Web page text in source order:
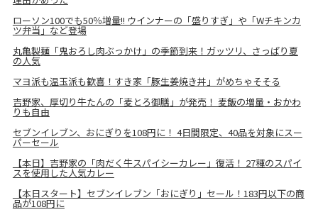
ローソン100でも50％増量!! ウインナーの「盛りすぎ」や「Wチキンカ
ツ弁当」など登場
丸亀製麺「鬼おろし肉ぶっかけ」の季節到来！ガッツリ、さっぱり夏
の人気
マヨ派も温玉派も歓喜！すき家「豚生姜焼き丼」がめちゃそそる
吉野家、厚切り牛たんの「麦とろ御膳」が発売！ 麦飯の増量・おかわ
りも自由
セブンイレブン、おにぎりを108円に！ 4日間限定、40品を対象にスー
パーセール
【本日】吉野家の「肉だく牛スパイシーカレー」復活！ 27種のスパイ
スを使用した人気カレー
【本日スタート】セブンイレブン「おにぎり」セール！183円以下の商
品が108円に